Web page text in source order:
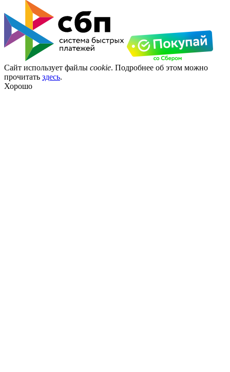
Сайт использует файлы cookie. Подробнее об этом можно
прочитать здесь.
Хорошо